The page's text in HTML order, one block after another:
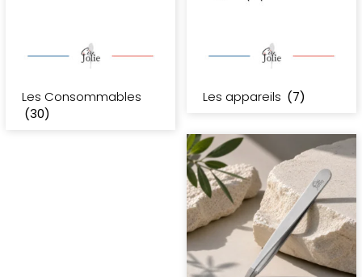
Les Consommables
(30)
Les appareils (7)